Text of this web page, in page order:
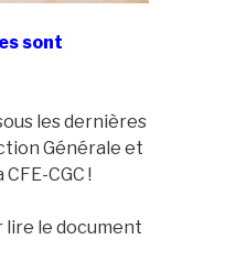
sont
les dernières
Générale et
CGC !
lire le document